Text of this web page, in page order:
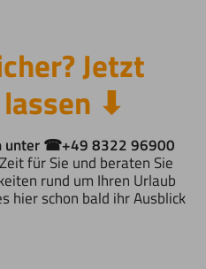
Jetzt
⬇︎
unter ☎︎+49 8322 96900
für Sie und beraten Sie
rund um Ihren Urlaub
hier schon bald ihr Ausblick